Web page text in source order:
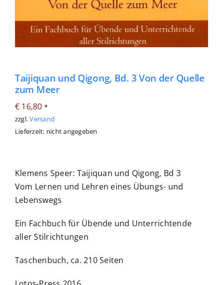
Taijiquan und Qigong, Bd. 3 Von der Quelle
zum Meer
€ 16,80 *
zzgl.Versand
Lieferzeit: nicht angegeben
Klemens Speer: Taijiquan und Qigong, Bd 3
Vom Lernen und Lehren eines Übungs- und
Lebenswegs
Ein Fachbuch für Übende und Unterrichtende
aller Stilrichtungen
Taschenbuch, ca. 210 Seiten